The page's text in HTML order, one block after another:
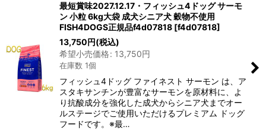
最短賞味2027.12.17・フィッシュ4ドッグ サーモ
ン 小粒 6kg大袋 成犬シニア犬 穀物不使用
FISH4DOGS正規品f4d07818 [f4d07818]
13,750円(税込)
希望小売価格: 13,750円
在庫数 1個
フィッシュ4ドッグ ファイネスト サーモン は、ア
スタキサンチンが豊富なサーモンを原材料に、よ
り抗酸成分を強化した成犬からシニア犬までオー
ルステージでご使用いただけるプレミアム ドッグ
フードです。※最…